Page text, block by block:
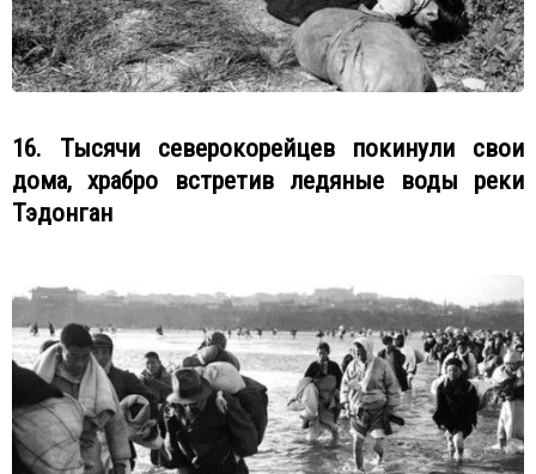
16. Тысячи северокорейцев покинули свои
дома, храбро встретив ледяные воды реки
Тэдонган